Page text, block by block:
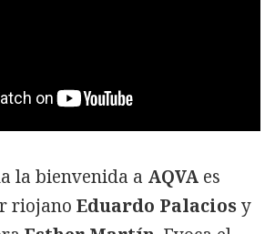
la bienvenida a AQVA es
riojano Eduardo Palaciosy